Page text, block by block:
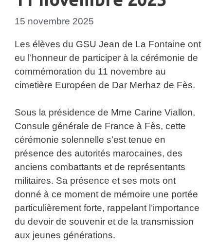
15 novembre 2025
Les élèves du GSU Jean de La Fontaine ont
eu l’honneur de participer à la cérémonie de
commémoration du 11 novembre au
cimetière Européen de Dar Merhaz de Fès.
Sous la présidence de Mme Carine Viallon,
Consule générale de France à Fès, cette
cérémonie solennelle s’est tenue en
présence des autorités marocaines, des
anciens combattants et de représentants
militaires. Sa présence et ses mots ont
donné à ce moment de mémoire une portée
particulièrement forte, rappelant l’importance
du devoir de souvenir et de la transmission
aux jeunes générations.